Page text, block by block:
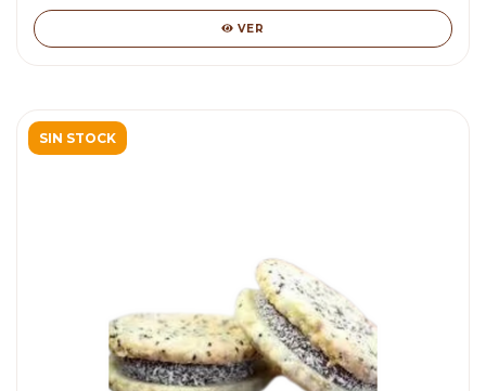
VER
SIN STOCK